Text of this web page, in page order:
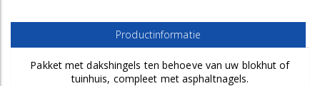
Productinformatie
Pakket met dakshingels ten behoeve van uw blokhut of
tuinhuis, compleet met asphaltnagels.